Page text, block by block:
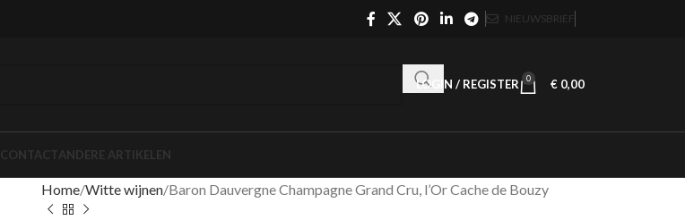
NIEUWSBRIEF
LOGIN / REGISTER 0 € 0,00
CONTACTANDERE ARTIKELEN
Home Witte wijnen Baron Dauvergne Champagne Grand Cru, l’Or Cache de Bouzy